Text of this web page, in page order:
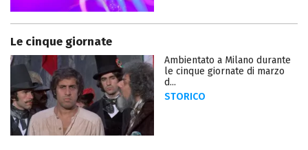
Le cinque giornate
Ambientato a Milano durante
le cinque giornate di marzo
d...
STORICO